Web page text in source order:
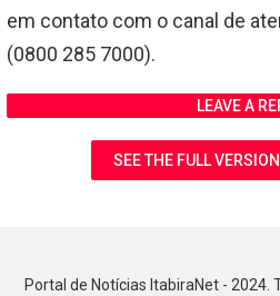
em contato com o canal de
(0800 285 7000).
LEAVE A
SEE THE FULL
Portal de Notícias ItabiraNet - 2024.